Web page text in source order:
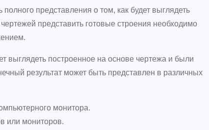
представления о том, как будет выглядеть
представить готовые строения необходимо
выглядеть построенное на основе чертежа и были
результат может быть представлен в различных
монитора.
или мониторов.